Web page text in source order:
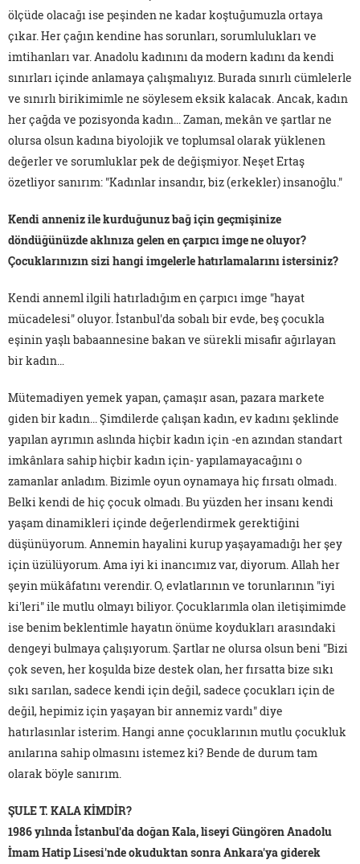
ölçüde olacağı ise peşinden ne kadar koştuğumuzla ortaya
çıkar. Her çağın kendine has sorunları, sorumlulukları ve
imtihanları var. Anadolu kadınını da modern kadını da kendi
sınırları içinde anlamaya çalışmalıyız. Burada sınırlı cümlelerle
ve sınırlı birikimimle ne söylesem eksik kalacak. Ancak, kadın
her çağda ve pozisyonda kadın... Zaman, mekân ve şartlar ne
olursa olsun kadına biyolojik ve toplumsal olarak yüklenen
değerler ve sorumluklar pek de değişmiyor. Neşet Ertaş
özetliyor sanırım: "Kadınlar insandır, biz (erkekler) insanoğlu."
Kendi anneniz ile kurduğunuz bağ için geçmişinize
döndüğünüzde aklınıza gelen en çarpıcı imge ne oluyor?
Çocuklarınızın sizi hangi imgelerle hatırlamalarını istersiniz?
Kendi anneml ilgili hatırladığım en çarpıcı imge "hayat
mücadelesi" oluyor. İstanbul'da sobalı bir evde, beş çocukla
eşinin yaşlı babaannesine bakan ve sürekli misafir ağırlayan
bir kadın…
Mütemadiyen yemek yapan, çamaşır asan, pazara markete
giden bir kadın... Şimdilerde çalışan kadın, ev kadını şeklinde
yapılan ayrımın aslında hiçbir kadın için -en azından standart
imkânlara sahip hiçbir kadın için- yapılamayacağını o
zamanlar anladım. Bizimle oyun oynamaya hiç fırsatı olmadı.
Belki kendi de hiç çocuk olmadı. Bu yüzden her insanı kendi
yaşam dinamikleri içinde değerlendirmek gerektiğini
düşünüyorum. Annemin hayalini kurup yaşayamadığı her şey
için üzülüyorum. Ama iyi ki inancımız var, diyorum. Allah her
şeyin mükâfatını verendir. O, evlatlarının ve torunlarının "iyi
ki'leri" ile mutlu olmayı biliyor. Çocuklarımla olan iletişimimde
ise benim beklentimle hayatın önüme koydukları arasındaki
dengeyi bulmaya çalışıyorum. Şartlar ne olursa olsun beni "Bizi
çok seven, her koşulda bize destek olan, her fırsatta bize sıkı
sıkı sarılan, sadece kendi için değil, sadece çocukları için de
değil, hepimiz için yaşayan bir annemiz vardı" diye
hatırlasınlar isterim. Hangi anne çocuklarının mutlu çocukluk
anılarına sahip olmasını istemez ki? Bende de durum tam
olarak böyle sanırım.
ŞULE T. KALA KİMDİR?
1986 yılında İstanbul'da doğan Kala, liseyi Güngören Anadolu
İmam Hatip Lisesi'nde okuduktan sonra Ankara'ya giderek